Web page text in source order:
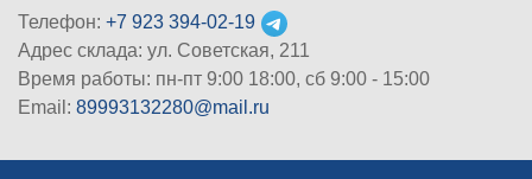
Телефон: +7 923 394-02-19
Адрес склада: ул. Советская, 211
Время работы: пн-пт 9:00 18:00, сб 9:00 - 15:00
Email: 89993132280@mail.ru